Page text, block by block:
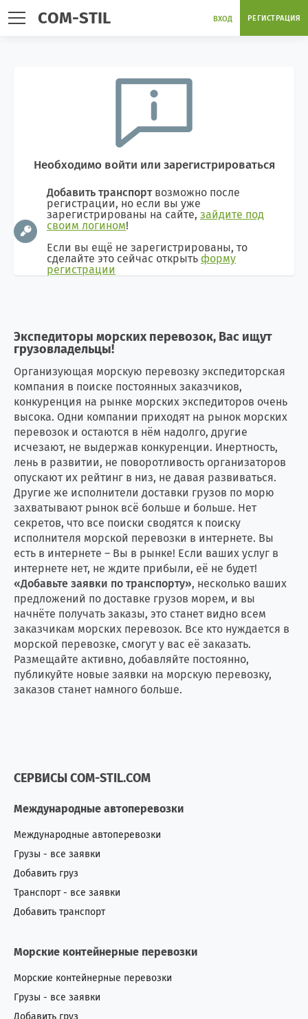
COM-STIL ВХОД РЕГИСТРАЦИЯ
Необходимо войти или зарегистрироваться
Добавить транспортвозможно после
регистрации, но если вы уже
зарегистрированы на сайте, зайдите под
своим логином!
Если вы ещё не зарегистрированы, то
сделайте это сейчас открыть форму
регистрации
Экспедиторы морских перевозок, Вас ищут
грузовладельцы!
Организующая морскую перевозку экспедиторская
компания в поиске постоянных заказчиков,
конкуренция на рынке морских экспедиторов очень
высока. Одни компании приходят на рынок морских
перевозок и остаются в нём надолго, другие
исчезают, не выдержав конкуренции. Инертность,
лень в развитии, не поворотливость организаторов
опускают их рейтинг в низ, не давая развиваться.
Другие же исполнители доставки грузов по морю
захватывают рынок всё больше и больше. Нет
секретов, что все поиски сводятся к поиску
исполнителя морской перевозки в интернете. Вы
есть в интернете – Вы в рынке! Если ваших услуг в
интернете нет, не ждите прибыли, её не будет!
«Добавьте заявки по транспорту», несколько ваших
предложений по доставке грузов морем, и вы
начнёте получать заказы, это станет видно всем
заказчикам морских перевозок. Все кто нуждается в
морской перевозке, смогут у вас её заказать.
Размещайте активно, добавляйте постоянно,
публикуйте новые заявки на морскую перевозку,
заказов станет намного больше.
СЕРВИСЫ COM-STIL.COM
Международные автоперевозки
Международные автоперевозки
Грузы - все заявки
Добавить груз
Транспорт - все заявки
Добавить транспорт
Морские контейнерные перевозки
Морские контейнерные перевозки
Грузы - все заявки
Добавить груз